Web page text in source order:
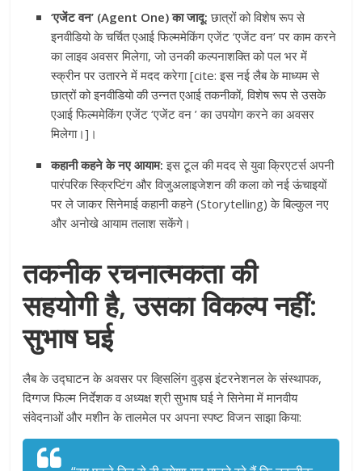
‘एजेंट वन’ (Agent One) का जादू: छात्रों को विशेष रूप से
इनवीडियो के चर्चित एआई फिल्ममेकिंग एजेंट ‘एजेंट वन’ पर काम करने
का लाइव अवसर मिलेगा, जो उनकी कल्पनाशक्ति को पल भर में
स्क्रीन पर उतारने में मदद करेगा [cite: इस नई लैब के माध्यम से
छात्रों को इनवीडियो की उन्नत एआई तकनीकों, विशेष रूप से उसके
एआई फिल्ममेकिंग एजेंट ‘एजेंट वन ’ का उपयोग करने का अवसर
मिलेगा।]।
कहानी कहने के नए आयाम: इस टूल की मदद से युवा क्रिएटर्स अपनी
पारंपरिक स्क्रिप्टिंग और विजुअलाइजेशन की कला को नई ऊंचाइयों
पर ले जाकर सिनेमाई कहानी कहने (Storytelling) के बिल्कुल नए
और अनोखे आयाम तलाश सकेंगे।
तकनीक रचनात्मकता की
सहयोगी है, उसका विकल्प नहीं:
सुभाष घई
लैब के उद्घाटन के अवसर पर व्हिसलिंग वुड्स इंटरनेशनल के संस्थापक,
दिग्गज फिल्म निर्देशक व अध्यक्ष श्री सुभाष घई ने सिनेमा में मानवीय
संवेदनाओं और मशीन के तालमेल पर अपना स्पष्ट विजन साझा किया: